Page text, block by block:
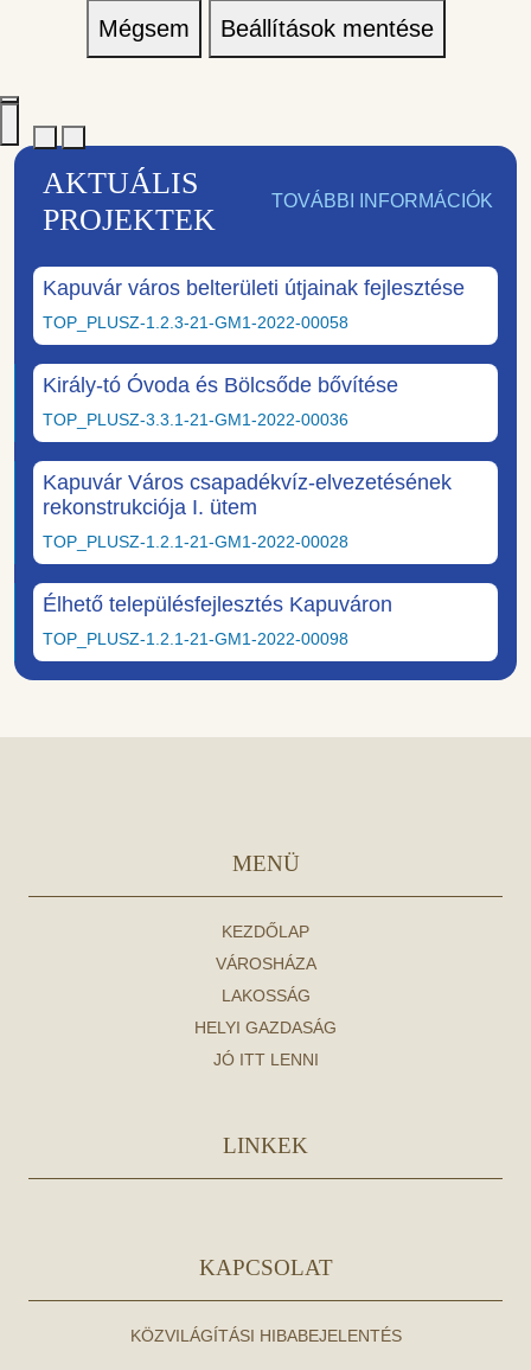
Mégsem Beállítások mentése
AKTUÁLIS
PROJEKTEK
TOVÁBBI INFORMÁCIÓK
Kapuvár város belterületi útjainak fejlesztése
TOP_PLUSZ-1.2.3-21-GM1-2022-00058
Király-tó Óvoda és Bölcsőde bővítése
TOP_PLUSZ-3.3.1-21-GM1-2022-00036
Kapuvár Város csapadékvíz-elvezetésének
rekonstrukciója I. ütem
TOP_PLUSZ-1.2.1-21-GM1-2022-00028
Élhető településfejlesztés Kapuváron
TOP_PLUSZ-1.2.1-21-GM1-2022-00098
MENÜ
KEZDŐLAP
VÁROSHÁZA
LAKOSSÁG
HELYI GAZDASÁG
JÓ ITT LENNI
LINKEK
KAPCSOLAT
KÖZVILÁGÍTÁSI HIBABEJELENTÉS